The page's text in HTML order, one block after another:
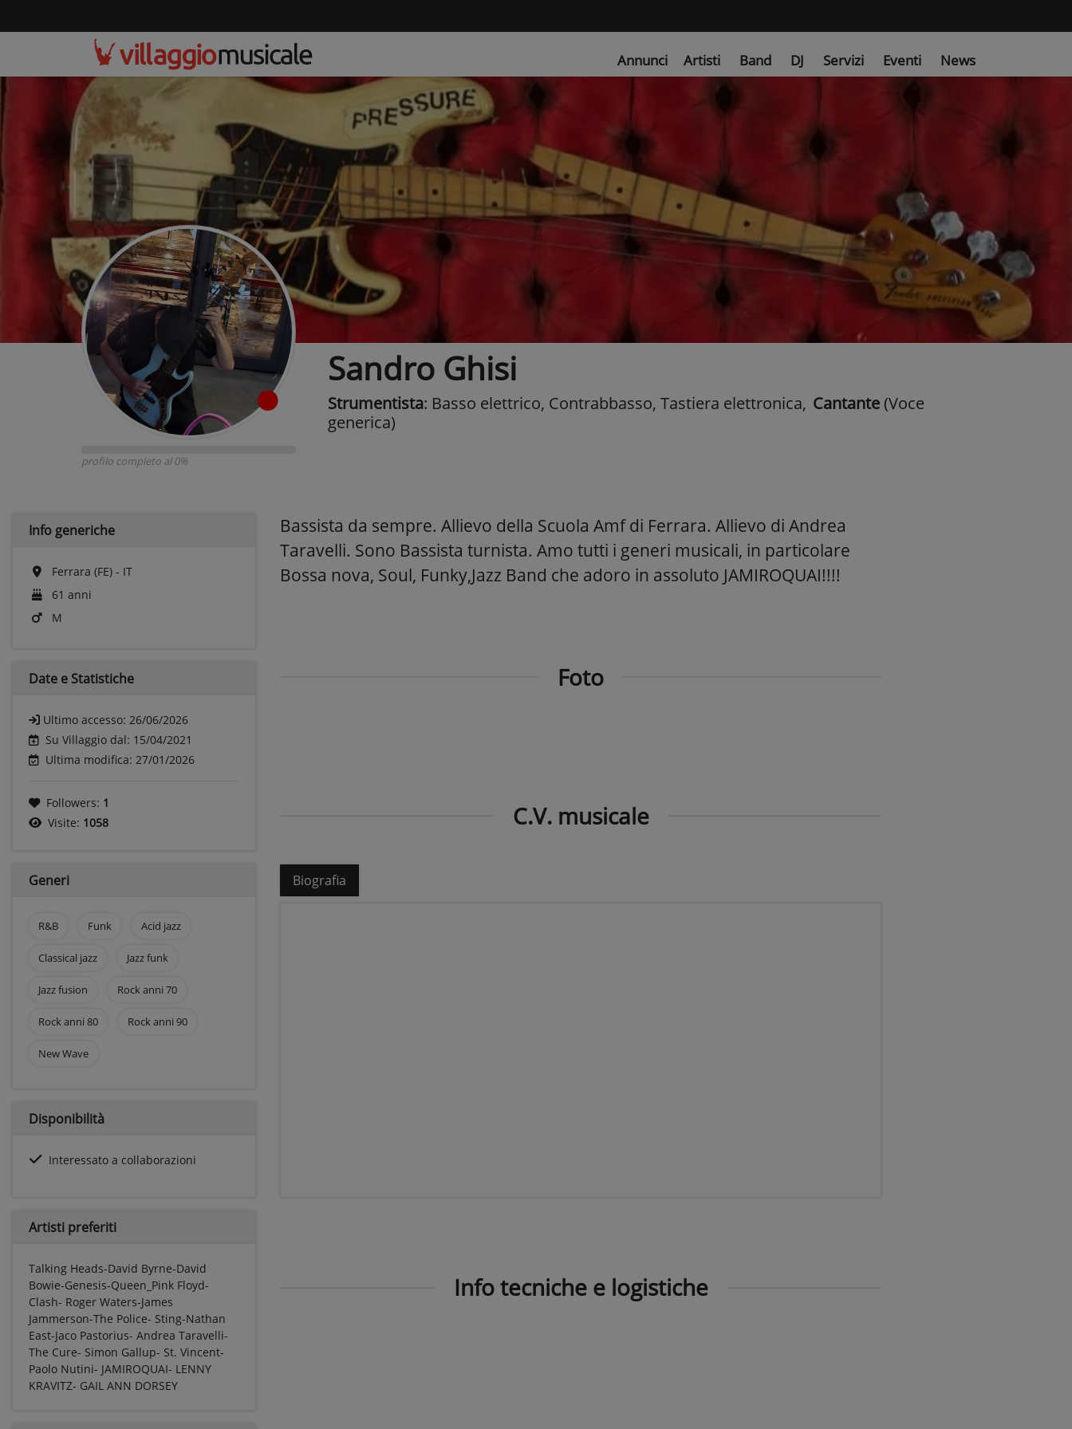
Annunci Artisti Band DJ Servizi Eventi News
profilo completo al 0%
Sandro Ghisi
Strumentista: Basso elettrico, Contrabbasso, Tastiera elettronica, Cantante (Voce
generica)
Info generiche
Ferrara (FE) - IT
61 anni
M
Date e Statistiche
Ultimo accesso: 26/06/2026
Su Villaggio dal: 15/04/2021
Ultima modifica: 27/01/2026
Followers: 1
Visite: 1058
Generi
R&B Funk Acid jazz
Classical jazz Jazz funk
Jazz fusion Rock anni 70
Rock anni 80 Rock anni 90
New Wave
Disponibilità
Interessato a collaborazioni
Artisti preferiti
Talking Heads-David Byrne-David
Bowie-Genesis-Queen_Pink Floyd-
Clash- Roger Waters-James
Jammerson-The Police- Sting-Nathan
East-Jaco Pastorius- Andrea Taravelli-
The Cure- Simon Gallup- St. Vincent-
Paolo Nutini- JAMIROQUAI- LENNY
KRAVITZ- GAIL ANN DORSEY
Bassista da sempre. Allievo della Scuola Amf di Ferrara. Allievo di Andrea
Taravelli. Sono Bassista turnista. Amo tutti i generi musicali, in particolare
Bossa nova, Soul, Funky,Jazz Band che adoro in assoluto JAMIROQUAI!!!!
Foto
C.V. musicale
Biografia
Info tecniche e logistiche